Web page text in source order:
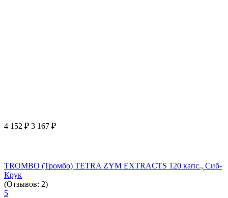
4 152 ₽ 3 167 ₽
TROMBO (Тромбо) TETRA ZYM EXTRACTS 120 капс., Сиб-
Крук
(Отзывов: 2)
5